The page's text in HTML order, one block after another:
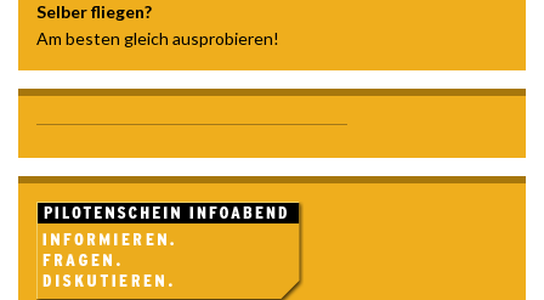
Selber fliegen?
Am besten gleich ausprobieren!